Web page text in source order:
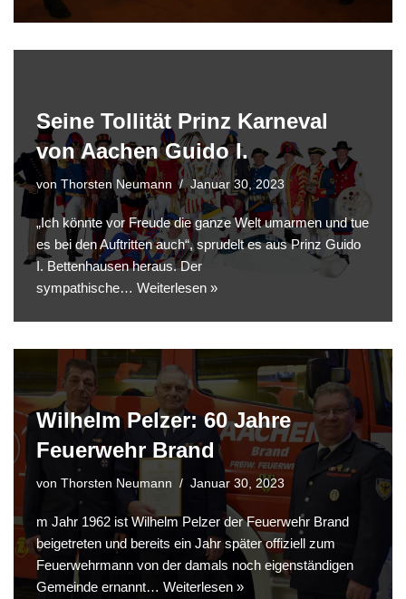
Seine Tollität Prinz Karneval
von Aachen Guido I.
von Thorsten Neumann Januar 30, 2023
„Ich könnte vor Freude die ganze Welt umarmen und tue
es bei den Auftritten auch“, sprudelt es aus Prinz Guido
I. Bettenhausen heraus. Der
sympathische… Weiterlesen »
Wilhelm Pelzer: 60 Jahre
Feuerwehr Brand
von Thorsten Neumann Januar 30, 2023
m Jahr 1962 ist Wilhelm Pelzer der Feuerwehr Brand
beigetreten und bereits ein Jahr später offiziell zum
Feuerwehrmann von der damals noch eigenständigen
Gemeinde ernannt… Weiterlesen »